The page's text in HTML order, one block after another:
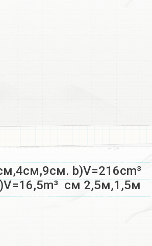
b)V=216cm³
см 2,5м,1,5м ​